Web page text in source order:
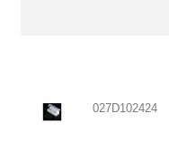
027D102424